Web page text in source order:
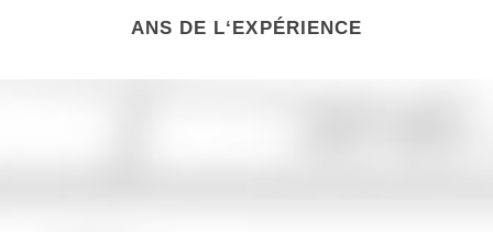
ANS DE L‘EXPÉRIENCE